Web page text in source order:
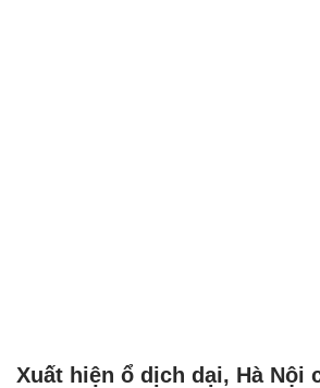
Xuất hiện ổ dịch dại, Hà Nội